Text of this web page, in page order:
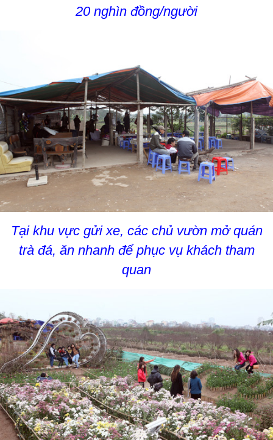
20 nghìn đồng/người
Tại khu vực gửi xe, các chủ vườn mở quán
trà đá, ăn nhanh để phục vụ khách tham
quan